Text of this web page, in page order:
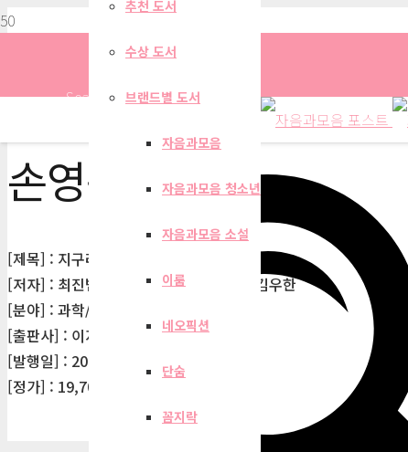
Search
추천 도서
수상 도서
브랜드별 도서
자음과모음
자음과모음 청소년
자음과모음 소설
이룸
네오픽션
단숨
꼼지락
손영관
[제목] : 지구라는 행성
[저자] : 최진범, 조현구, 좌용주, 손영관, 김우한
[분야] : 과학/공학
[출판사] : 이지북
[발행일] : 2009-08-31
[정가] : 19,700원